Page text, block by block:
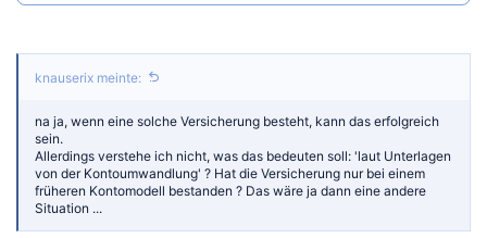
knauserix meinte:
na ja, wenn eine solche Versicherung besteht, kann das erfolgreich
sein.
Allerdings verstehe ich nicht, was das bedeuten soll: 'laut Unterlagen
von der Kontoumwandlung' ? Hat die Versicherung nur bei einem
früheren Kontomodell bestanden ? Das wäre ja dann eine andere
Situation ...